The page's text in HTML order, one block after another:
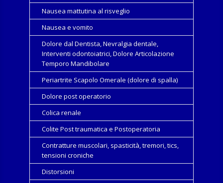
Nausea mattutina al risveglio
Nausea e vomito
Dolore dal Dentista, Nevralgia dentale,
Interventi odontoiatrici, Dolore Articolazione
Temporo Mandibolare
Periartrite Scapolo Omerale (dolore di spalla)
Dolore post operatorio
Colica renale
Colite Post traumatica e Postoperatoria
Contratture muscolari, spasticità, tremori, tics,
tensioni croniche
Distorsioni